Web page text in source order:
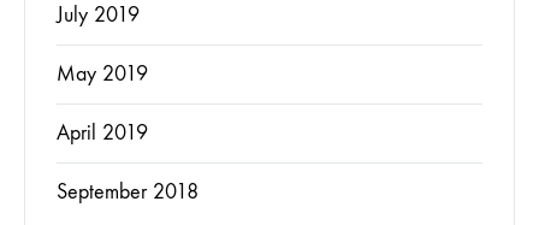
July 2019
May 2019
April 2019
September 2018